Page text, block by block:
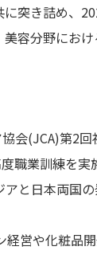
突き詰め、
容分野にお
会(JCA)第2
職業訓練を実
と日本両国
営や化粧品